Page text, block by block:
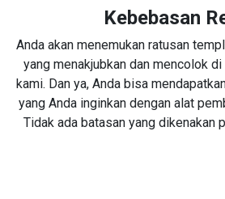
Kebebasan
Anda akan menemukan ratusan
yang menakjubkan dan mencolok
kami. Dan ya, Anda bisa
yang Anda inginkan dengan alat
Tidak ada batasan yang dikenakan